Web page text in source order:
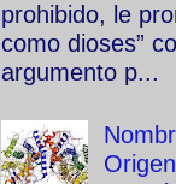
prohibido, le
como dioses”
argumento p...